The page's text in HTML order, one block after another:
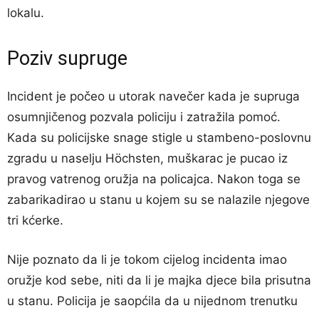
lokalu.
Poziv supruge
Incident je počeo u utorak navečer kada je supruga
osumnjičenog pozvala policiju i zatražila pomoć.
Kada su policijske snage stigle u stambeno-poslovnu
zgradu u naselju Höchsten, muškarac je pucao iz
pravog vatrenog oružja na policajca. Nakon toga se
zabarikadirao u stanu u kojem su se nalazile njegove
tri kćerke.
Nije poznato da li je tokom cijelog incidenta imao
oružje kod sebe, niti da li je majka djece bila prisutna
u stanu. Policija je saopćila da u nijednom trenutku